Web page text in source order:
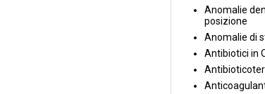
Anomalie
posizione
Anomalie di
Antibiotici in